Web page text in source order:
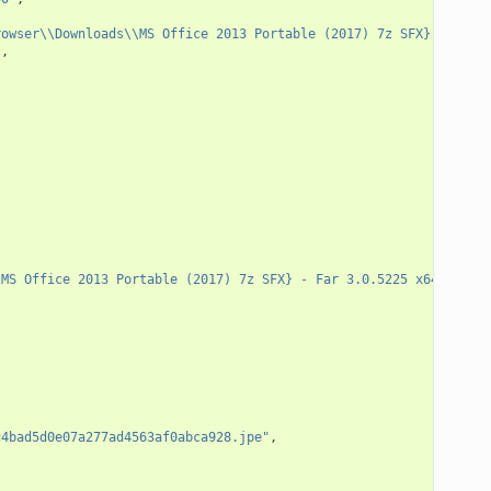
Office 2013 Portable (2017) 7z SFX} - Far
,
Office 2013 Portable (2017) 7z SFX} - Far 3.0.5225 x64"
,